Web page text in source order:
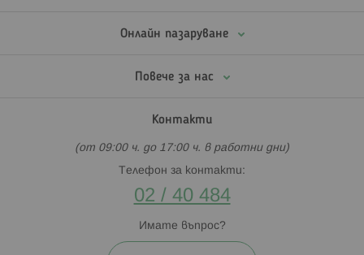
Онлайн пазаруване
Повече за нас
Контакти
(от 09:00 ч. до 17:00 ч. в работни дни)
Телефон за контакти:
02 / 40 484
Имате въпрос?